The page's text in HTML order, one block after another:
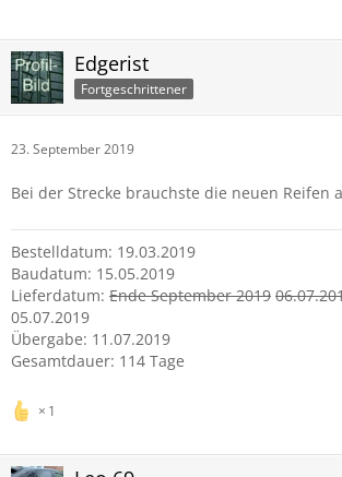
Edgerist
Fortgeschrittener
23. September 2019
Bei der Strecke brauchste die neuen Reifen
Bestelldatum: 19.03.2019
Baudatum: 15.05.2019
Lieferdatum: Ende September 2019
05.07.2019
Übergabe: 11.07.2019
Gesamtdauer: 114 Tage
1